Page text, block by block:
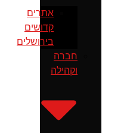
אתרים
קדושים
בירושלים
חברה
וקהילה